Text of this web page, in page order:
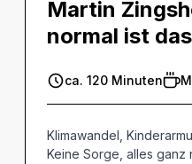
Martin
normal ist
ca. 120 Minuten
Klimawandel,
Keine Sorge, alles ganz